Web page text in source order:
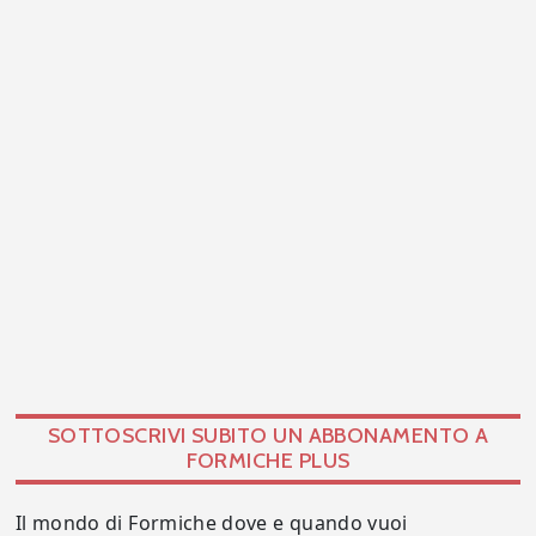
SOTTOSCRIVI SUBITO UN ABBONAMENTO A
FORMICHE PLUS
Il mondo di Formiche dove e quando vuoi